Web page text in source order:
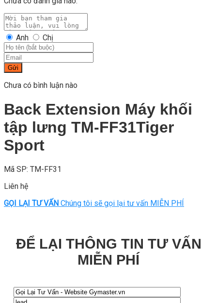
Anh Chị
Gửi
Chưa có bình luận nào
Back Extension Máy khối
tập lưng TM-FF31Tiger
Sport
Mã SP: TM-FF31
Liên hệ
GỌI LẠI TƯ VẤN Chúng tôi sẽ gọi lại tư vấn MIỄN PHÍ
ĐỂ LẠI THÔNG TIN TƯ VẤN
MIỄN PHÍ